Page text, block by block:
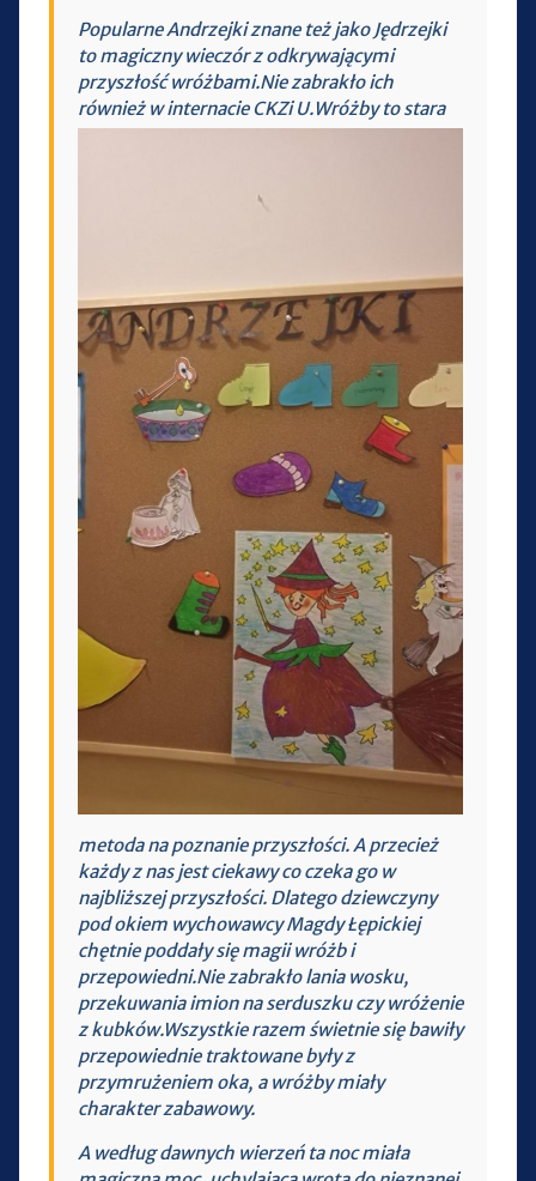
Popularne Andrzejki znane też jako Jędrzejki
to magiczny wieczór z odkrywającymi
przyszłość wróżbami.Nie zabrakło ich
również w internacie CKZi U.Wróżby to stara
metoda na poznanie przyszłości. A przecież
każdy z nas jest ciekawy co czeka go w
najbliższej przyszłości. Dlatego dziewczyny
pod okiem wychowawcy Magdy Łępickiej
chętnie poddały się magii wróżb i
przepowiedni.Nie zabrakło lania wosku,
przekuwania imion na serduszku czy wróżenie
z kubków.Wszystkie razem świetnie się bawiły
przepowiednie traktowane były z
przymrużeniem oka, a wróżby miały
charakter zabawowy.
A według dawnych wierzeń ta noc miała